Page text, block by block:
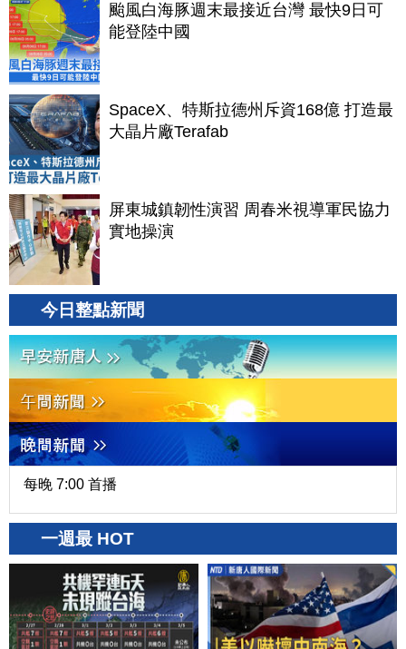
颱風白海豚週末最接近台灣 最快9日可
能登陸中國
SpaceX、特斯拉德州斥資168億 打造最
大晶片廠Terafab
屏東城鎮韌性演習 周春米視導軍民協力
實地操演
今日整點新聞
每晚 7:00 首播
一週最 HOT